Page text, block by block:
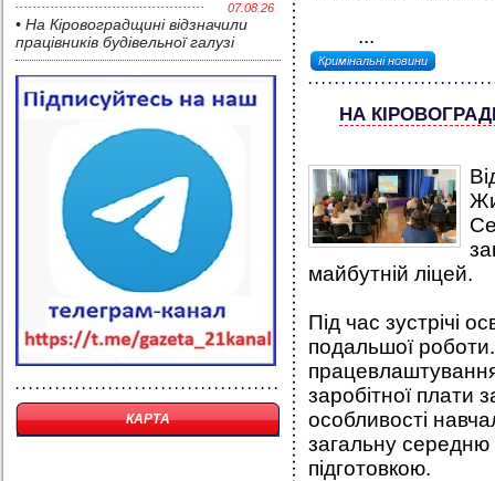
07.08.26
• На Кіровоградщині відзначили
працівників будівельної галузі
КАРТА
...
Кримінальні новини
НА
майбутній ліцей.
Під час зустрічі
подальшої
заробітної плати
особливості
загальну середню
підготовкою.